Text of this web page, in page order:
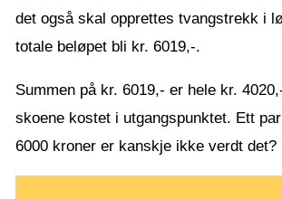
det også skal opprettes tvangstrekk i
totale beløpet bli kr. 6019,-.
Summen på kr. 6019,- er hele kr.
skoene kostet i utgangspunktet. Ett
6000 kroner er kanskje ikke verdt det?